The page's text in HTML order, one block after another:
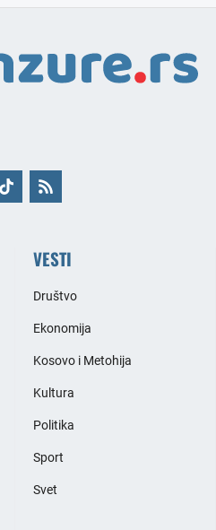
VESTI
Društvo
Ekonomija
Kosovo i Metohija
Kultura
Politika
Sport
Svet